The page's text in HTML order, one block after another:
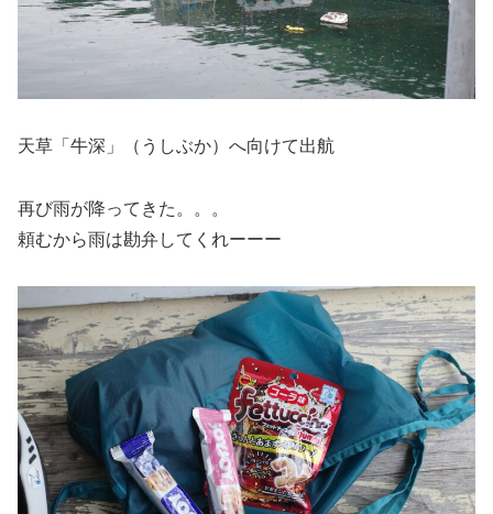
天草「牛深」（うしぶか）へ向けて出航
再び雨が降ってきた。。。
頼むから雨は勘弁してくれーーー